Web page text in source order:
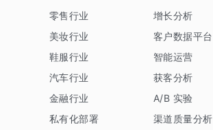
零售行业
美妆行业
鞋服行业
汽车行业
金融行业
私有化部署
增长分析
客户数据平台
智能运营
获客分析
A/B 实验
渠道质量分析